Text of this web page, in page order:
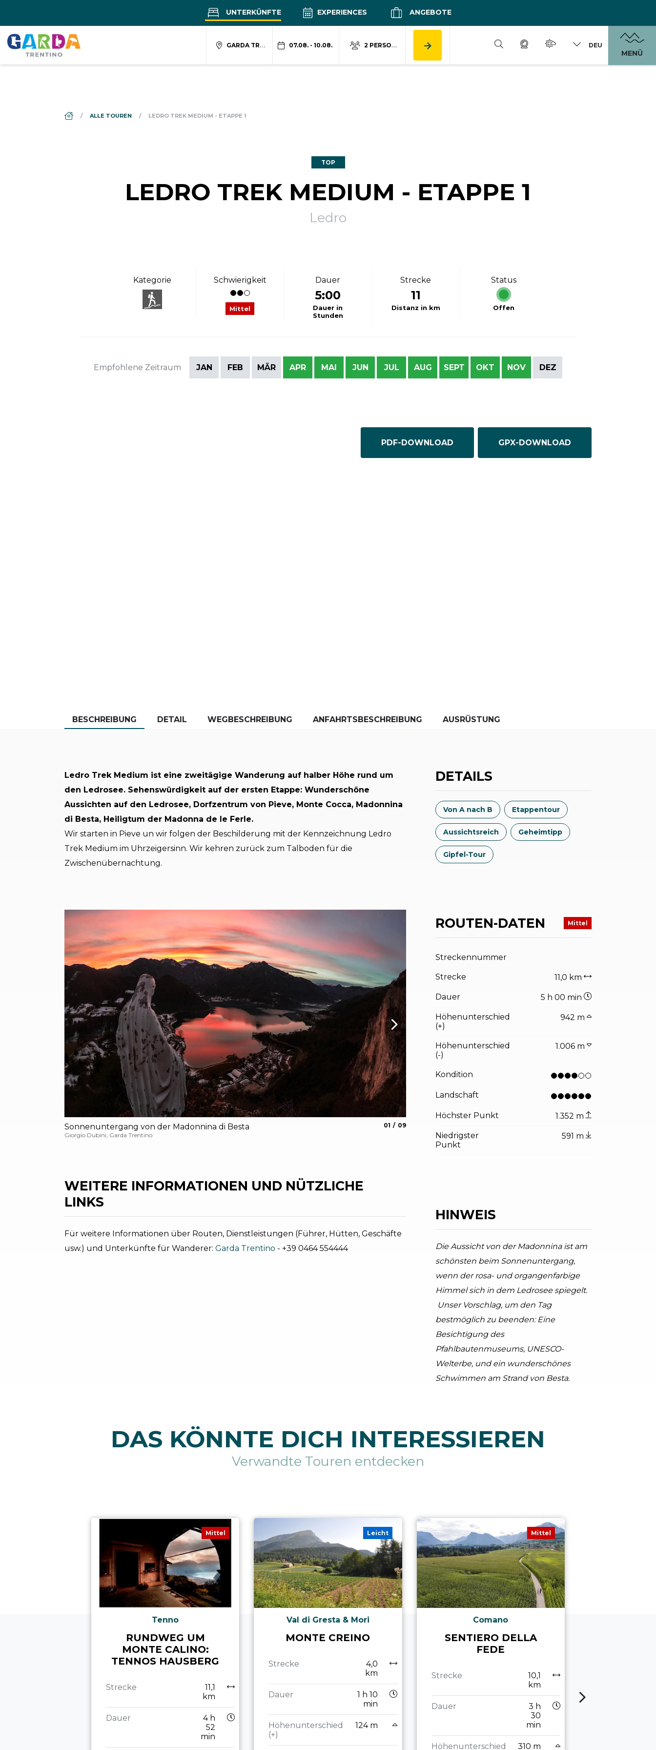
UNTERKÜNFTE EXPERIENCES ANGEBOTE
GARDA TRENTINO 07.08. - 10.08. 2 PERSONEN DEU
MENÜ
DS_BREADCRUMB.HOME
ALLE TOUREN LEDRO TREK MEDIUM - ETAPPE 1
TOP
LEDRO TREK MEDIUM - ETAPPE 1
Ledro
Kategorie Schwierigkeit
Mittel
Dauer
5:00
Dauer in
Stunden
Strecke
11
Distanz in km
Status
Offen
Empfohlene Zeitraum JAN FEB MÄR APR MAI JUN JUL AUG SEPT OKT NOV DEZ
PDF-DOWNLOAD GPX-DOWNLOAD
BESCHREIBUNG DETAIL WEGBESCHREIBUNG ANFAHRTSBESCHREIBUNG AUSRÜSTUNG
Ledro Trek Medium ist eine zweitägige Wanderung auf halber Höhe rund um
den Ledrosee. Sehenswürdigkeit auf der ersten Etappe: Wunderschöne
Aussichten auf den Ledrosee, Dorfzentrum von Pieve, Monte Cocca, Madonnina
di Besta, Heiligtum der Madonna de le Ferle.
Wir starten in Pieve un wir folgen der Beschilderung mit der Kennzeichnung Ledro
Trek Medium im Uhrzeigersinn. Wir kehren zurück zum Talboden für die
Zwischenübernachtung.
Sonnenuntergang von der Madonnina di Besta
Giorgio Dubini, Garda Trentino Fabrizio Novali, Garda Trentino
aria.slide_indicator.prefix
01 aria.slide_indicator.of
09
WEITERE INFORMATIONEN UND NÜTZLICHE
LINKS
Für weitere Informationen über Routen, Dienstleistungen (Führer, Hütten, Geschäfte
usw.) und Unterkünfte für Wanderer: Garda Trentino - +39 0464 554444
DETAILS
Von A nach B Etappentour
Aussichtsreich Geheimtipp
Gipfel-Tour
ROUTEN-DATEN Mittel
Streckennummer
Strecke 11,0 km
Dauer 5 h 00 min
Höhenunterschied
(+)
942 m
Höhenunterschied
(-)
1.006 m
Kondition
Landschaft
Höchster Punkt 1.352 m
Niedrigster
Punkt
591 m
HINWEIS
Die Aussicht von der Madonnina ist am
schönsten beim Sonnenuntergang,
wenn der rosa- und organgenfarbige
Himmel sich in dem Ledrosee spiegelt.
Unser Vorschlag, um den Tag
bestmöglich zu beenden: Eine
Besichtigung des
Pfahlbautenmuseums, UNESCO-
Welterbe, und ein wunderschönes
Schwimmen am Strand von Besta.
DAS KÖNNTE DICH INTERESSIEREN
Verwandte Touren entdecken
Mittel
Tenno
RUNDWEG UM
MONTE CALINO:
TENNOS HAUSBERG
Strecke
11,1
km
Dauer
4 h
52
min
Leicht
Val di Gresta & Mori
MONTE CREINO
Strecke
4,0
km
Dauer
1 h 10
min
Höhenunterschied
(+)
124 m
Mittel
Comano
SENTIERO DELLA
FEDE
Strecke
10,1
km
Dauer
3 h
30
min
Höhenunterschied 310 m